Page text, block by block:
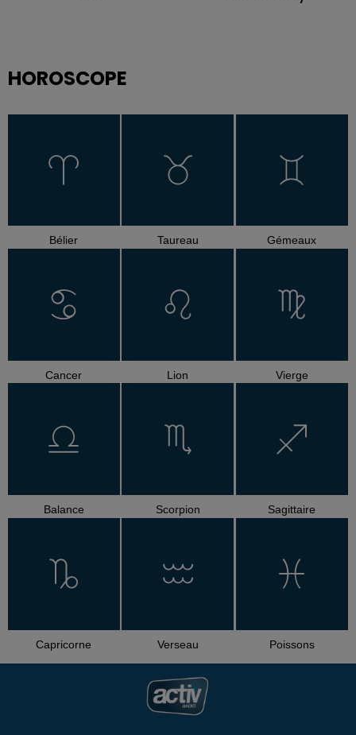
HOROSCOPE
Bélier Taureau Gémeaux
Cancer Lion Vierge
Balance Scorpion Sagittaire
Capricorne Verseau Poissons